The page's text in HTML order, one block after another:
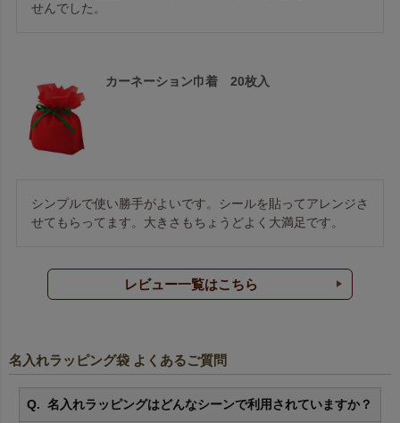
せんでした。
カーネーション巾着 20枚入
シンプルで使い勝手がよいです。シールを貼ってアレンジさ
せてもらってます。大きさもちょうどよく大満足です。
レビュー一覧はこちら
名入れラッピング袋 よくあるご質問
名入れラッピングはどんなシーンで利用されていますか？